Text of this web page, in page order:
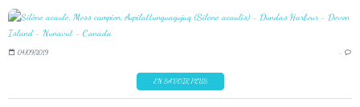
04/09/2019 …
EN SAVOIR PLUS